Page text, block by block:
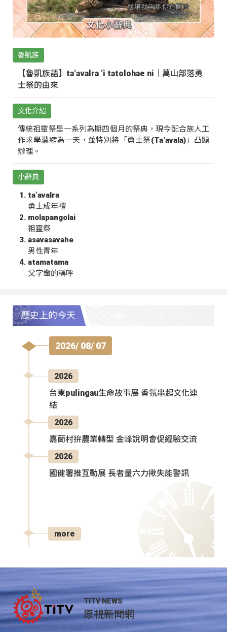
魯凱族
【魯凱族語】ta‘avalra ‘i tatolohae ni｜萬山部落勇
士祭的由來
文化介紹
傳統祖靈祭是一系列為期四個月的祭典，現今配合族人工
作求學濃縮為一天，並特別將「勇士祭(Ta‘avala)」凸顯
辦理。
小辭典
ta‘avalra
勇士成年禮
molapangolai
祖靈祭
asavasavahe
男性青年
atamatama
父字輩的稱呼
歷史上的今天
2026/ 08/ 07
2026
台東pulingau生命故事展 香氛串起文化連
結
2026
嘉蘭村拚農業轉型 金峰說明會促經驗交流
2026
國健署推互動展 長者量六力揪失能警訊
more
TITV NEWS
原視新聞網